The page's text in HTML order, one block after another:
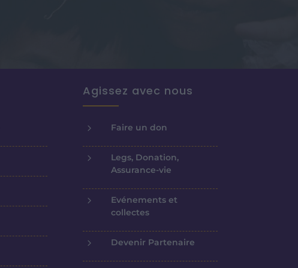
Agissez avec nous
5 Faire un don
5
Legs, Donation,
Assurance-vie
5
Evénements et
collectes
5 Devenir Partenaire